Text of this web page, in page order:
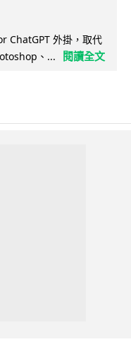
ChatGPT 外掛，取代
、...
閱讀全文